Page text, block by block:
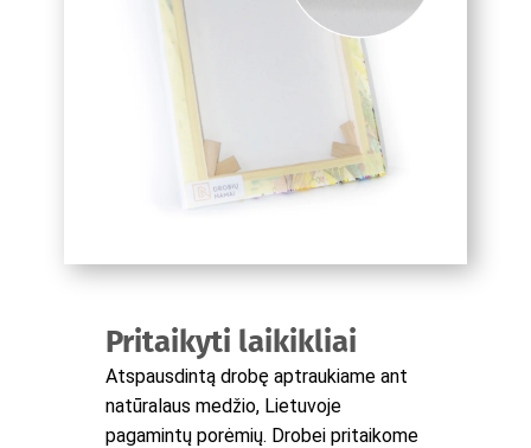
Pritaikyti laikikliai
Atspausdintą drobę aptraukiame ant
natūralaus medžio, Lietuvoje
pagamintų porėmių. Drobei pritaikome